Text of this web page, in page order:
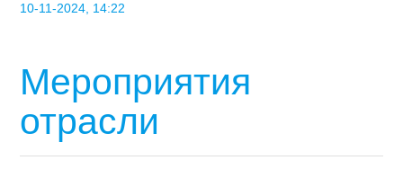
10-11-2024, 14:22
Мероприятия
отрасли